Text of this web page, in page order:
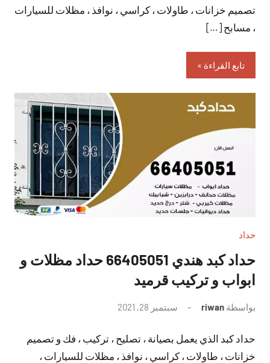
تصميم خزانات ، طاولات ، كراسي ، نوافذ ، مظلات للسيارات
، مسابح […]
تابع القراءة
حداد
حداد كبد هندي 66405051 حداد مظلات و
ابواب و تركيب قرميد
بواسطة riwan سبتمبر 28, 2021
تعليقات
حداد كبد الذي يعمل بصيانة ، تصليح ، تركيب ، فك و تصميم
خزانات ، طاولات ، كراسي ، نوافذ ، مظلات للسيارات ،